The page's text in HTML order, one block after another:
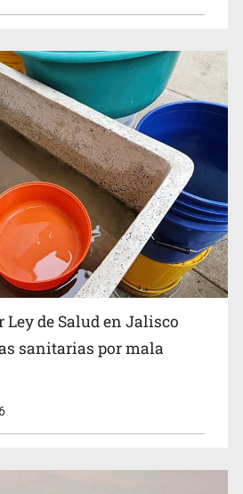
Salud en Jalisco para emitir
calidad del agua
persiste falta de diálogo con
Isidro
de Salud en Jalisco
sanitarias por mala